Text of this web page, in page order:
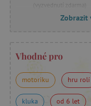
(vyzvednutí zdarma)
Zobrazit
Vhodné pro
motoriku hru rolí
kluka od 6 let